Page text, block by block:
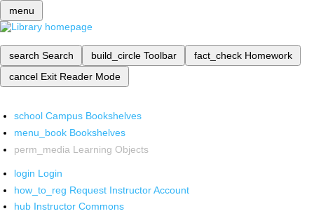
menu
search Search build_circle Toolbar fact_check Homework
cancel Exit Reader Mode
school Campus Bookshelves
menu_book Bookshelves
perm_media Learning Objects
login Login
how_to_reg Request Instructor Account
hub Instructor Commons